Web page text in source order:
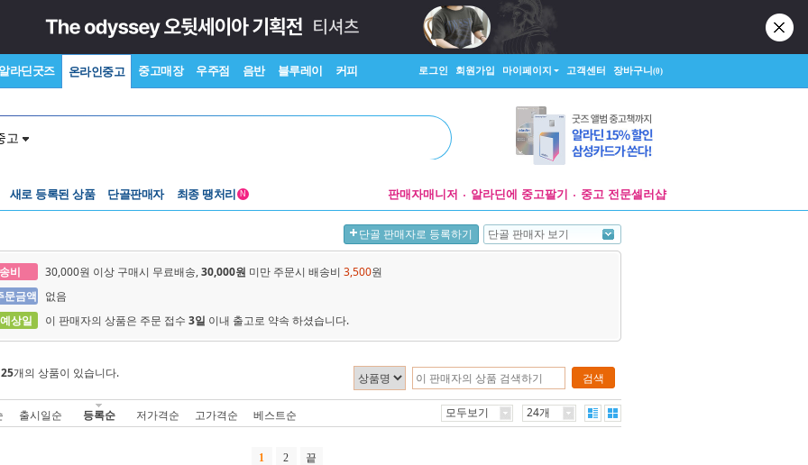
알라딘굿즈 온라인중고 중고매장 우주점 음반 블루레이 커피 로그인 회원가입 마이페이지 고객센터 장바구니(0)
고
새로 등록된 상품 단골판매자 최종 땡처리 N 판매자매니저 알라딘에 중고팔기 중고 전문셀러샵
단골 판매자로 등록하기 단골 판매자 보기
비 30,000원 이상 구매시 무료배송,30,000원 미만 주문시 배송비 3,500원
문금액
없음
상일
이 판매자의 상품은 주문 접수 3일 이내 출고로 약속 하셨습니다.
검색
25개의 상품이 있습니다.
출시일순 등록순 저가격순 고가격순 베스트순 모두보기 24개
1 2 끝